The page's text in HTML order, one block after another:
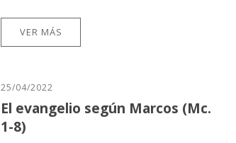
VER MÁS
25/04/2022
El evangelio según Marcos (Mc.
1-8)